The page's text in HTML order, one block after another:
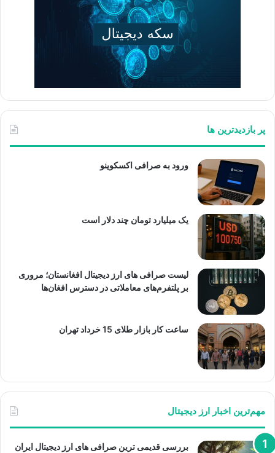
پر بازدیدترین ها
ورود به صرافی اکسکوینو
یک میلیارد تومان چند دلار است
لیست صرافی های ارز دیجیتال افغانستان؛ مروری
بر پلتفرم‌های معاملاتی در دسترس افغان‌ها
ساعت کار بازار طلای 15 خرداد تهران
مهم‌ترین اخبار ارز دیجیتال
بررسی قدیمی ترین صرافی های ارز دیجیتال ایران